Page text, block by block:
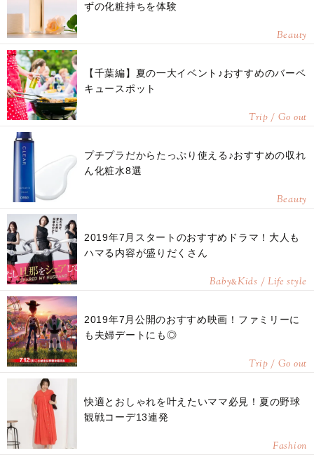
ずの化粧持ちを体験
Beauty
【千葉編】夏の一大イベント♪おすすめのバーベ
キュースポット
Trip / Go out
プチプラだからたっぷり使える♪おすすめの収れ
ん化粧水8選
Beauty
2019年7月スタートのおすすめドラマ！大人も
ハマる内容が盛りだくさん
Baby&Kids / Life style
2019年7月公開のおすすめ映画！ファミリーに
も夫婦デートにも◎
Trip / Go out
快適とおしゃれを叶えたいママ必見！夏の野球
観戦コーデ13連発
Fashion